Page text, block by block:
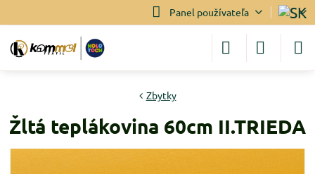
Panel používateľa
Zbytky
Žltá teplákovina 60cm II.TRIEDA